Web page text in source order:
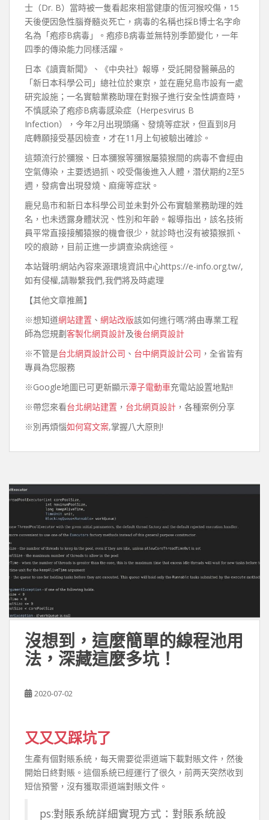
士（Dr. B）當時被一隻看起來相當健康的恆河猴咬傷，15
天後便因急性腦脊髓炎死亡，病毒的名稱也採B博士名字命
名為「疱疹B病毒」。疱疹B病毒並無特別季節變化，一年
四季的傳染能力同樣活躍。
日本《讀賣新聞》、《中央社》報導，受託開發醫藥品的
「新日本科學公司」總社位於東京，並在鹿兒島市設有一處
研究設施；一名實驗業務助理在對猴子進行安全性調查時，
不慎感染了疱疹B病毒感染症（Herpesvirus B
Infection），今年2月出現頭痛、發燒等症狀，但直到8月
底轉願接受基因檢查，才在11月上旬被驗出確診。
這類流行於獼猴、日本獼猴等獼猴屬猿猴間的病毒不會經由
空氣傳染，主要透過抓、咬受傷後進入人體，潛伏期約2至5
週，發病會出現發燒、麻痺等症狀。
鹿兒島市和新日本科學公司並未對外公布實驗業務助理的姓
名，也未透露身體狀況、性別和年齡。報導指出，該名技術
員平常直接接觸猿猴的機會很少，就診時也沒有被猿猴抓、
咬的痕跡，目前正進一步調查染病途徑。
本站聲明:網站內容來源環境資訊中心https://e-info.org.tw/,
如有侵權,請聯繫我們,我們將及時處理
【其他文章推薦】
※想知道網站建置 、 網站改版該如何進行嗎?將由專業工程
師為您規劃客製化網頁設計及後台網頁設計
※不管是台北網頁設計公司 、 台中網頁設計公司 ，全省皆有
專員為您服務
※Google地圖已可更新顯示潭子電動車充電站設置地點!!
※帶您來看台北網站建置 ， 台北網頁設計 ，各種案例分享
※別再煩惱如何寫文案,掌握八大原則!
沒想到，這麼簡單的線程池用
法，深藏這麼多坑！
2020-07-02
又又又踩坑了
生產有個對賬系統，每天需要從渠道端下載對賬文件，然後
開始日終對賬。這個系統已經運行了很久，前两天突然收到
短信預警，沒有獲取渠道端對賬文件。
ps:對賬系統詳細實現方式：對賬系統設